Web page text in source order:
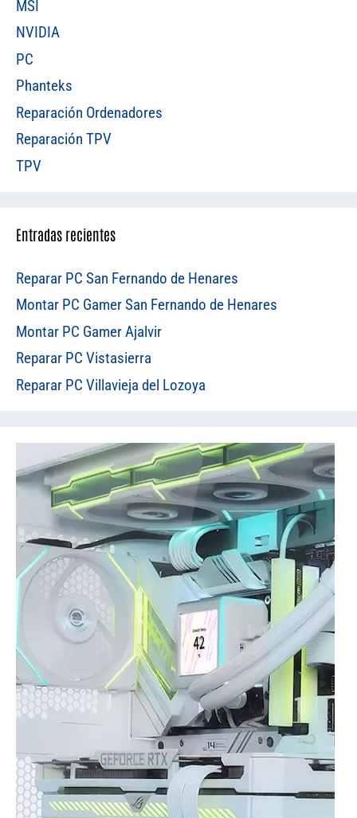
MSI
NVIDIA
PC
Phanteks
Reparación Ordenadores
Reparación TPV
TPV
Entradas recientes
Reparar PC San Fernando de Henares
Montar PC Gamer San Fernando de Henares
Montar PC Gamer Ajalvir
Reparar PC Vistasierra
Reparar PC Villavieja del Lozoya